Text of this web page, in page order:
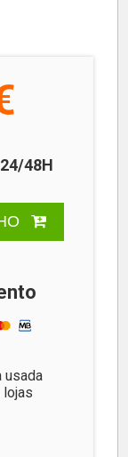
48H
usada
lojas